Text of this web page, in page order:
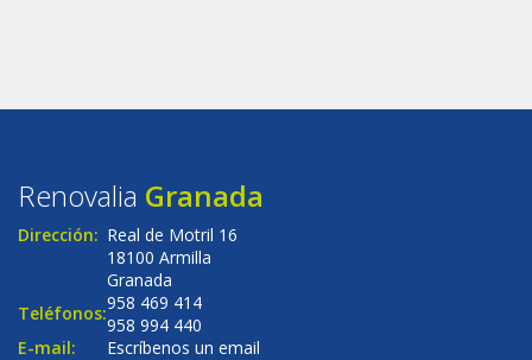
Renovalia Granada
Dirección: Real de Motril 16
18100 Armilla
Granada
Teléfonos:958 469 414
958 994 440
E-mail:
Escríbenos un email